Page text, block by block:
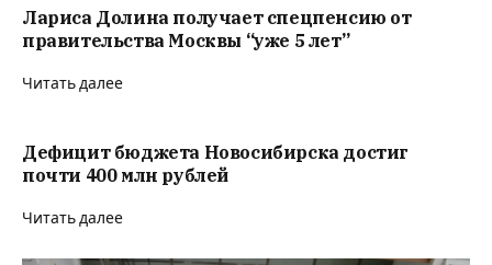
Лариса Долина получает спецпенсию от
правительства Москвы “уже 5 лет”
Читать далее
Дефицит бюджета Новосибирска достиг
почти 400 млн рублей
Читать далее